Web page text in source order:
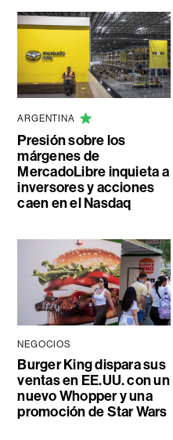
ARGENTINA
Presión sobre los
márgenes de
MercadoLibre inquieta a
inversores y acciones
caen en el Nasdaq
NEGOCIOS
Burger King dispara sus
ventas en EE.UU. con un
nuevo Whopper y una
promoción de Star Wars